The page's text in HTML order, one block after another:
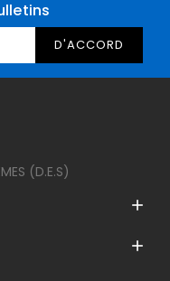
(D.E.S)

